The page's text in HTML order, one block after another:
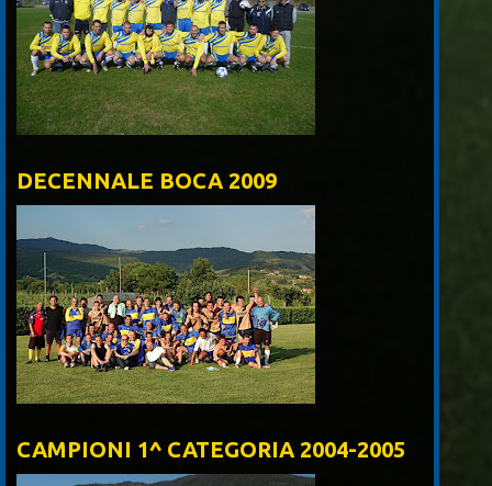
DECENNALE BOCA 2009
CAMPIONI 1^ CATEGORIA 2004-2005